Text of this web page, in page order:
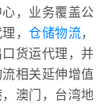
，业务覆盖公
，仓储物流，
货运代理，并
相关延伸增值
澳门，台湾地